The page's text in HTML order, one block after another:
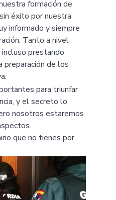
formación de
éxito por nuestra
informado y siempre
Tanto a nivel
prestando
preparación de los
para triunfar
y el secreto lo
nosotros estaremos
que no tienes por